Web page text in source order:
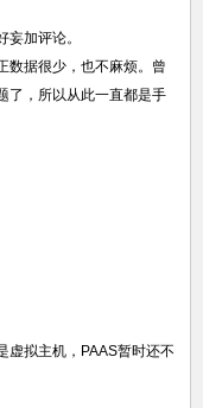
加评论。
数据很少，也不麻烦。曾
了，所以从此一直都是手
虚拟主机，PAAS暂时还不